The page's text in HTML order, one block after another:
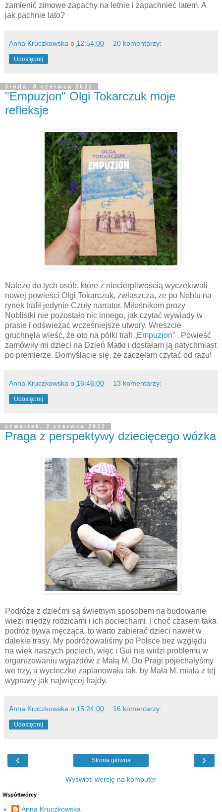
zamienić zimowe zapachy na letnie i zapachnieć latem. A
jak pachnie lato?
Anna Kruczkowska o 12:54:00 20 komentarzy:
Udostępnij
środa, 8 czerwca 2022
"Empuzjon" Olgi Tokarczuk moje
refleksje
Należę do tych osób, które z niecierpliwością wyczekiwali
nowej powieści Olgi Tokarczuk, zwłaszcza, ze po Noblu na
rynek trafił jedynie Czuły narrator. Miłośnikom prozy
Noblistki nie pozostało nic innego, jak czytać wywiady w
prasie i odświeżać wcześniejsze utwory. Wreszcie
gruchnęła wieść, że oto na półki trafi „Empuzjon” . Powieść
zamówiły mi dzieci na Dzień Matki i dostałam ją natychmiast
po premierze. Domyślacie się, że zaczęłam czytać od razu!
Anna Kruczkowska o 16:46:00 13 komentarzy:
Udostępnij
czwartek, 2 czerwca 2022
Praga z perspektywy dziecięcego wózka
Podróże z dziećmi są świetnym sposobem na budowanie
wiezi między rodzicami i ich pociechami. I choć czasem taka
podróż bywa męcząca, to warto zabierać dzieci nawet w
dalekie trasy. My podróżowaliśmy po Polsce bez względu
na wiek naszych pociech, więc i Gui nie widzi problemu w
organizowaniu wyjazdów z Małą M. Do Pragi pojechałyśmy
we trzy, a wycieczkę zaplanowała tak, by Mała M. miała z tej
wyprawy jak najwięcej frajdy.
Anna Kruczkowska o 15:24:00 16 komentarzy:
Udostępnij
‹ ›
Strona główna
Wyświetl wersję na komputer
Współtwórcy
Anna Kruczkowska